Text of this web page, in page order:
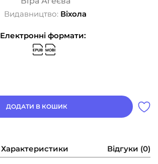
Видавництво: Віхола
Електронні формати:
ДОДАТИ В КОШИК
Характеристики Відгуки (0)